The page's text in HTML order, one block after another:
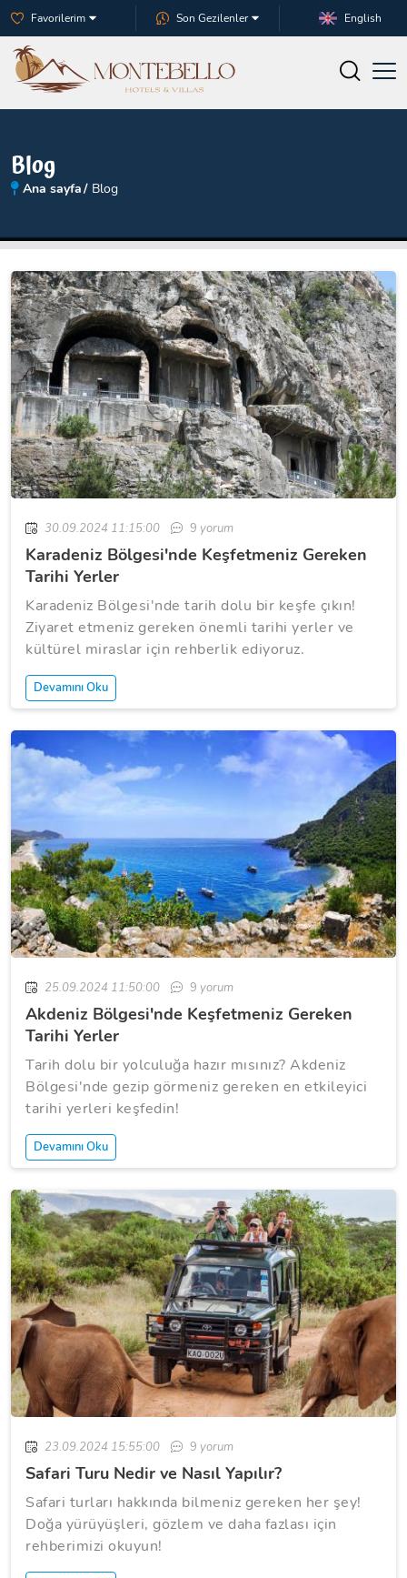
Favorilerim Son Gezilenler English
Blog
Ana sayfa Blog
30.09.2024 11:15:00 9 yorum
Karadeniz Bölgesi'nde Keşfetmeniz Gereken
Tarihi Yerler
Karadeniz Bölgesi'nde tarih dolu bir keşfe çıkın!
Ziyaret etmeniz gereken önemli tarihi yerler ve
kültürel miraslar için rehberlik ediyoruz.
Devamını Oku
25.09.2024 11:50:00 9 yorum
Akdeniz Bölgesi'nde Keşfetmeniz Gereken
Tarihi Yerler
Tarih dolu bir yolculuğa hazır mısınız? Akdeniz
Bölgesi'nde gezip görmeniz gereken en etkileyici
tarihi yerleri keşfedin!
Devamını Oku
23.09.2024 15:55:00 9 yorum
Safari Turu Nedir ve Nasıl Yapılır?
Safari turları hakkında bilmeniz gereken her şey!
Doğa yürüyüşleri, gözlem ve daha fazlası için
rehberimizi okuyun!